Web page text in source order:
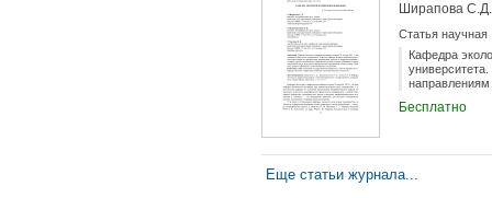
Ширапова
Статья научная
Кафедра
направлениям
Закону о
Бесплатно
Еще статьи журнала...